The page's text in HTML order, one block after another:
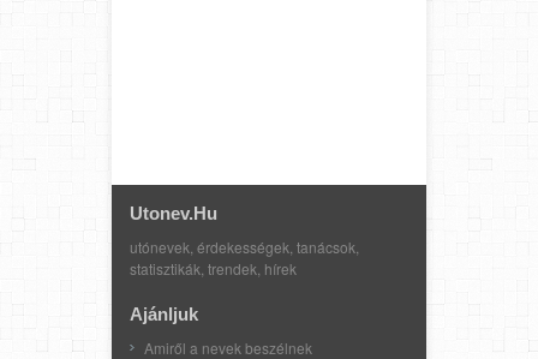
Utonev.hu
utónevek, érdekességek, tanácsok,
statisztikák, trendek, hírek
Ajánljuk
Amiről a nevek beszélnek